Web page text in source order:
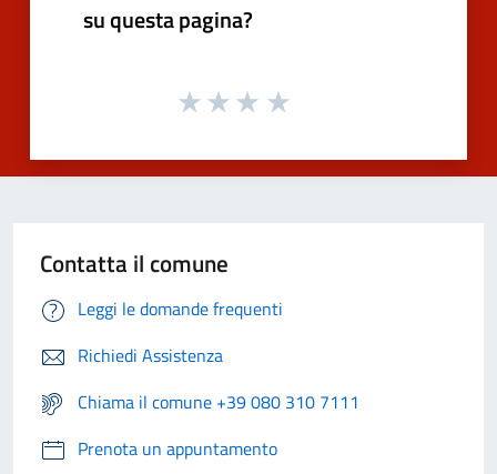
su questa pagina?
Contatta il comune
Leggi le domande frequenti
Richiedi Assistenza
Chiama il comune +39 080 310 7111
Prenota un appuntamento